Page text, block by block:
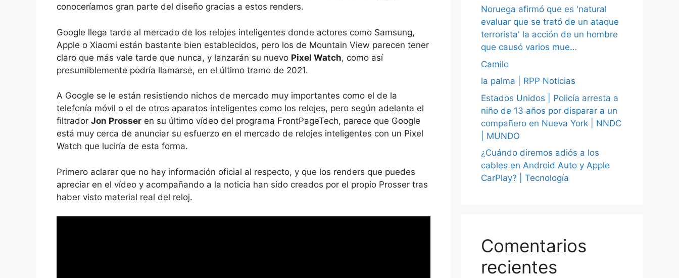
conoceríamos gran parte del diseño gracias a estos renders.
Google llega tarde al mercado de los relojes inteligentes donde actores como Samsung,
Apple o Xiaomi están bastante bien establecidos, pero los de Mountain View parecen tener
claro que más vale tarde que nunca, y lanzarán su nuevo Pixel Watch, como así
presumiblemente podría llamarse, en el último tramo de 2021.
A Google se le están resistiendo nichos de mercado muy importantes como el de la
telefonía móvil o el de otros aparatos inteligentes como los relojes, pero según adelanta el
filtrador Jon Prosser en su último vídeo del programa FrontPageTech, parece que Google
está muy cerca de anunciar su esfuerzo en el mercado de relojes inteligentes con un Pixel
Watch que luciría de esta forma.
Primero aclarar que no hay información oficial al respecto, y que los renders que puedes
apreciar en el vídeo y acompañando a la noticia han sido creados por el propio Prosser tras
haber visto material real del reloj.
Noruega afirmó que es 'natural
evaluar que se trató de un ataque
terrorista' la acción de un hombre
que causó varios mue…
Camilo
la palma | RPP Noticias
Estados Unidos | Policía arresta a
niño de 13 años por disparar a un
compañero en Nueva York | NNDC
| MUNDO
¿Cuándo diremos adiós a los
cables en Android Auto y Apple
CarPlay? | Tecnología
Comentarios
recientes